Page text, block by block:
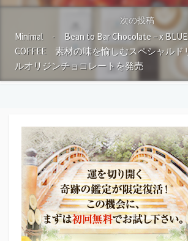
次の投稿
Minimal - Bean to Bar Chocolate – x BLUE
COFFEE 素材の味を愉しむスペシャルド
ルオリジンチョコレートを発売